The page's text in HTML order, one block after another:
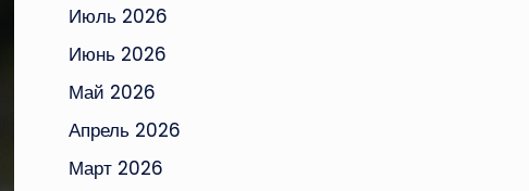
Июль 2026
Июнь 2026
Май 2026
Апрель 2026
Март 2026